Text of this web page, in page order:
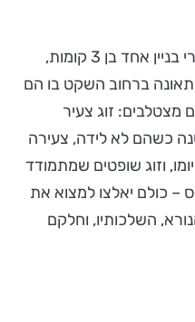
העלילה עוסקת בחייהם של דיירי בניין אחד בן 3 קומות,
ברחוב השקט בו הם
מצטלבים: זוג צעיר
כשהם לא לידה, צעירה
וזוג שופטים שמתמודד
כולם יאלצו למצוא את
השלכותיו, וחלקם